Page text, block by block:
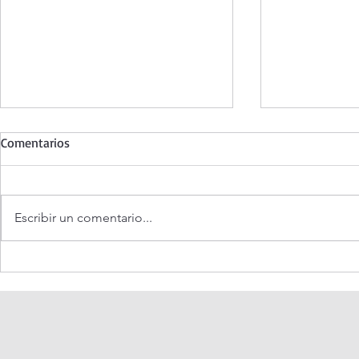
Comentarios
Escribir un comentario...